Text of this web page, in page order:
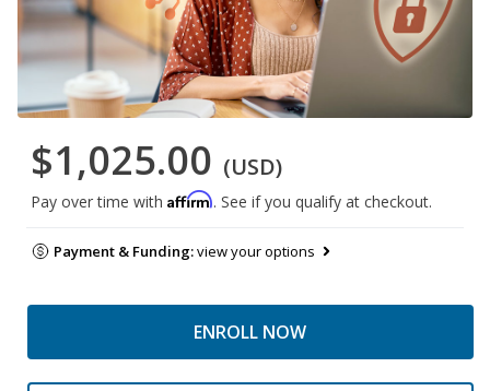
$1,025.00 (USD)
Pay over time with Affirm. See if you qualify at checkout.
Payment & Funding:view your options
ENROLL NOW